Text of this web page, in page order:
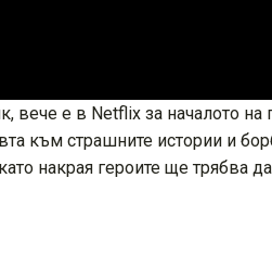
вече е в Netflix за началото
към страшните истории и
накрая героите ще трябва